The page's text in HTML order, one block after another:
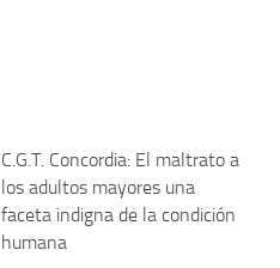
C.G.T. Concordia: El maltrato a
los adultos mayores una
faceta indigna de la condición
humana